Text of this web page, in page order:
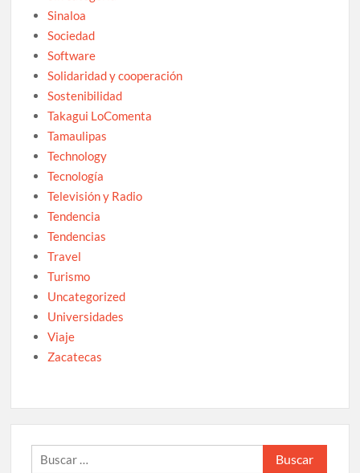
Sinaloa
Sociedad
Software
Solidaridad y cooperación
Sostenibilidad
Takagui LoComenta
Tamaulipas
Technology
Tecnología
Televisión y Radio
Tendencia
Tendencias
Travel
Turismo
Uncategorized
Universidades
Viaje
Zacatecas
Buscar: